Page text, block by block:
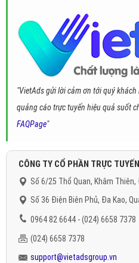
"VietAds gửi lời cảm ơn tới quý
quảng cáo trực tuyến hiệu quả suốt
FAQPage"
CÔNG TY CỔ PHẦN TRỰC
Số 6/25 Thổ Quan, Khâm Thiên,
Số 36 Điện Biên Phủ, Đa Kao,
0964 82 6644 - (024) 6658 7378
(024) 6658 7378
support@vietadsgroup.vn